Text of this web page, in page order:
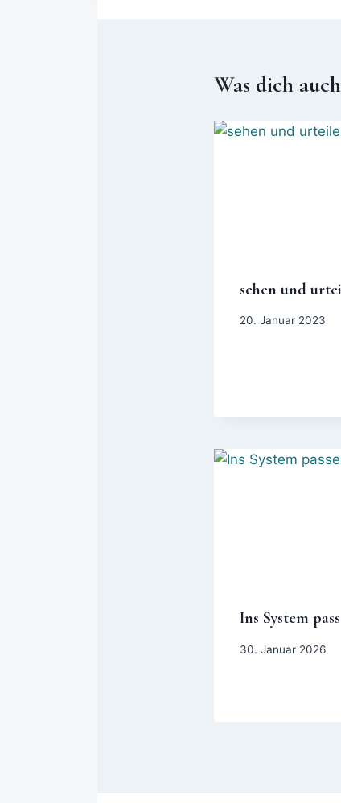
Was dich
sehen und
20. Januar 2023
Ins System
30. Januar 2026